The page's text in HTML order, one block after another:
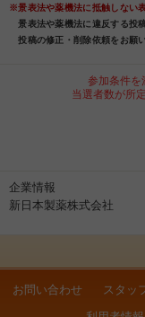
※景表法や薬機法に抵触しない
景表法や薬機法に違反する投
投稿の修正・削除依頼をお願
参加条件を
当選者数が所
企業情報
新日本製薬株式会社
お問い合わせ スタッ